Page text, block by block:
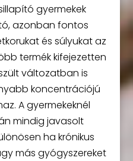
gyermekek
azonban fontos
és súlyukat az
termék kifejezetten
változatban is
koncentrációjú
A gyermekeknél
mindig javasolt
ha krónikus
más gyógyszereket